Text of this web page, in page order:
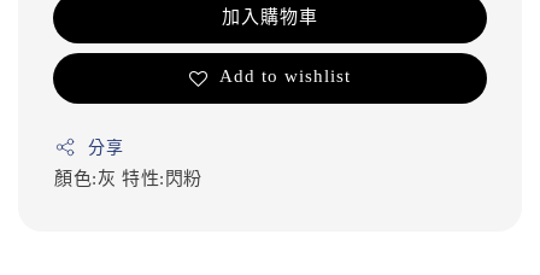
加入購物車
Add to wishlist
分享
顏色:灰 特性:閃粉